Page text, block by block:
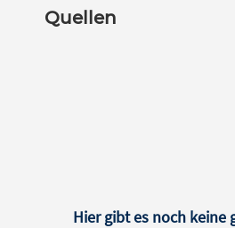
Quellen
Hier gibt es noch keine